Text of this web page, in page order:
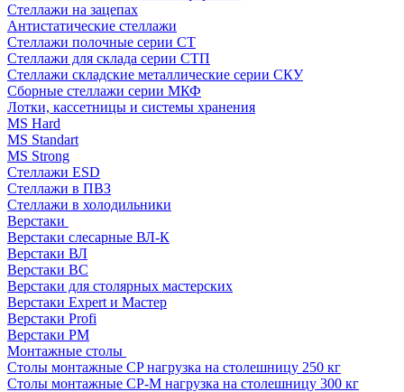
Стеллажи на зацепах
Антистатические стеллажи
Стеллажи полочные серии СТ
Стеллажи для склада серии СТП
Стеллажи складские металлические серии СКУ
Сборные стеллажи серии МКФ
Лотки, кассетницы и системы хранения
MS Hard
MS Standart
MS Strong
Стеллажи ESD
Стеллажи в ПВЗ
Стеллажи в холодильники
Верстаки
Верстаки слесарные ВЛ-К
Верстаки ВЛ
Верстаки ВС
Верстаки для столярных мастерских
Верстаки Expert и Мастер
Верстаки Profi
Верстаки РМ
Монтажные столы
Столы монтажные СP нагрузка на столешницу 250 кг
Столы монтажные СР-М нагрузка на столешницу 300 кг